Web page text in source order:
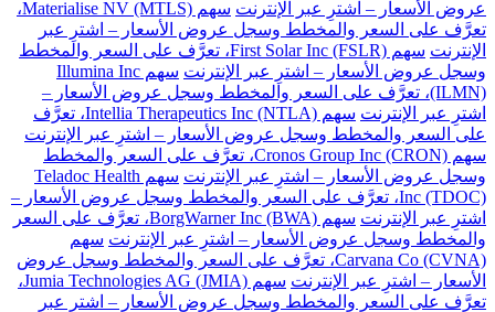
عروض الأسعار – اشترِ عبر الإنترنت
سهم Materialise NV (MTLS)،
تعرَّف على السعر والمخطط وسجل عروض الأسعار – اشترِ عبر
الإنترنت
سهم First Solar Inc (FSLR)، تعرَّف على السعر والمخطط
وسجل عروض الأسعار – اشترِ عبر الإنترنت
سهم Illumina Inc
(ILMN)، تعرَّف على السعر والمخطط وسجل عروض الأسعار –
اشترِ عبر الإنترنت
سهم Intellia Therapeutics Inc (NTLA)، تعرَّف
على السعر والمخطط وسجل عروض الأسعار – اشترِ عبر الإنترنت
سهم Cronos Group Inc (CRON)، تعرَّف على السعر والمخطط
وسجل عروض الأسعار – اشترِ عبر الإنترنت
سهم Teladoc Health
Inc (TDOC)، تعرَّف على السعر والمخطط وسجل عروض الأسعار –
اشترِ عبر الإنترنت
سهم BorgWarner Inc (BWA)، تعرَّف على السعر
والمخطط وسجل عروض الأسعار – اشترِ عبر الإنترنت سهم
Carvana Co (CVNA)، تعرَّف على السعر والمخطط وسجل عروض
الأسعار – اشترِ عبر الإنترنت
سهم Jumia Technologies AG (JMIA)،
تعرَّف على السعر والمخطط وسجل عروض الأسعار – اشترِ عبر